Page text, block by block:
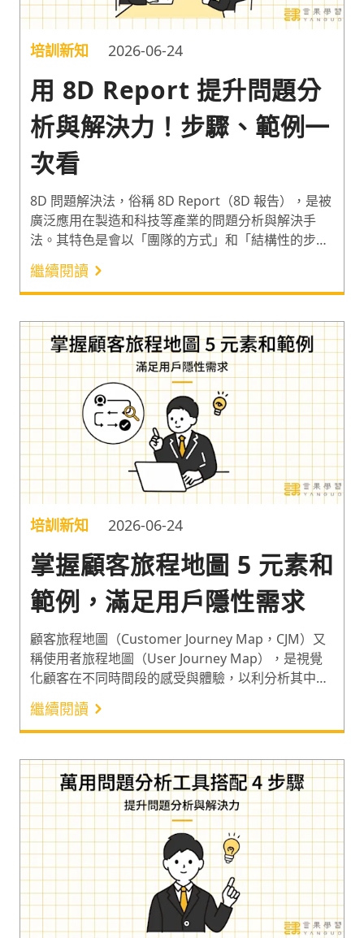
培訓新知 2026-06-24
用 8D Report 提升問題分
析與解決力！步驟、範例一
次看
8D 問題解決法，俗稱 8D Report（8D 報告），是被
廣泛應用在製造和科技等產業的問題分析與解決手
法。其特色是會以「團隊的方式」和「結構性的步
驟」，找出根本原因並實施永久對策，徹底解決問
題。「問題解決」作為 2024 年最必備的軟實力之一
¹，8D 問題解決法對各產業而言其實都是個實用方
法！因此以下分享 8D Report 是什麼，以及 8D 步驟
和範例。一起認識這套系統性的方法論，並瞭解簡易
版的 8D 報告該怎麼寫吧！
繼續閱讀
培訓新知 2026-06-24
掌握顧客旅程地圖 5 元素和
範例，滿足用戶隱性需求
顧客旅程地圖（Customer Journey Map，CJM）又
稱使用者旅程地圖（User Journey Map），是視覺
化顧客在不同時間段的感受與體驗，以利分析其中的
痛點與機會點，並進一步規劃出相應的產品或服務，
改善顧客體驗的工具。顧客體驗的好壞與品牌忠誠度
息息相關，研究顯示，近 4 成顧客因為不好的體驗離
開品牌，是價格上升或折扣結束的 2 倍¹！因此以下
簡介顧客旅程地圖和這項工具的範例及模板資源。一
起利用顧客旅程地圖挖掘出用戶的隱性需求吧！
繼續閱讀